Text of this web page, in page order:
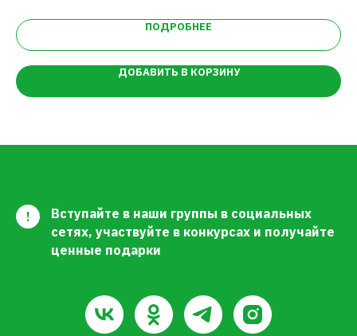
ПОДРОБНЕЕ
ДОБАВИТЬ В КОРЗИНУ
!
Вступайте в наши группы в социальных
сетях, участвуйте в конкурсах и получайте
ценные подарки